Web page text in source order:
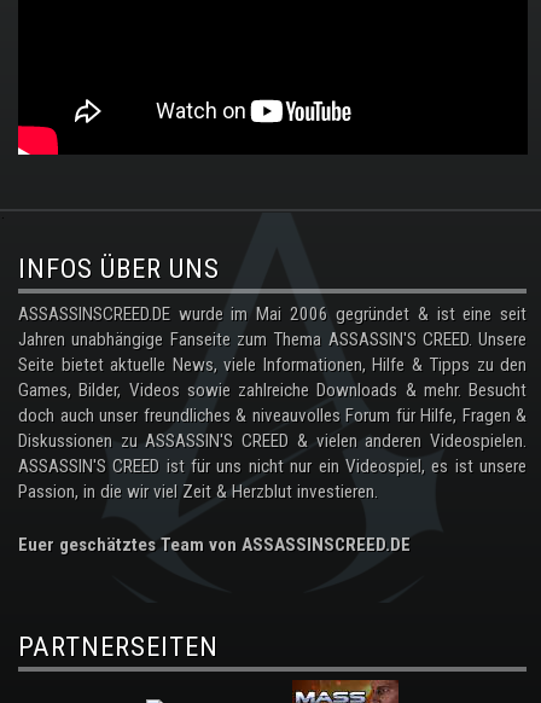
.
INFOS ÜBER UNS
ASSASSINSCREED.DE wurde im Mai 2006 gegründet & ist eine seit
Jahren unabhängige Fanseite zum Thema ASSASSIN'S CREED. Unsere
Seite bietet aktuelle News, viele Informationen, Hilfe & Tipps zu den
Games, Bilder, Videos sowie zahlreiche Downloads & mehr. Besucht
doch auch unser freundliches & niveauvolles Forum für Hilfe, Fragen &
Diskussionen zu ASSASSIN'S CREED & vielen anderen Videospielen.
ASSASSIN'S CREED ist für uns nicht nur ein Videospiel, es ist unsere
Passion, in die wir viel Zeit & Herzblut investieren.
Euer geschätztes Team von ASSASSINSCREED.DE
PARTNERSEITEN